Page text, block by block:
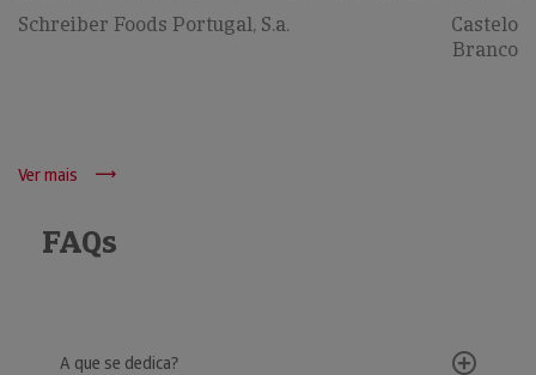
Schreiber Foods Portugal, S.a.
Castelo
Branco
Ver mais
FAQs
A que se dedica?